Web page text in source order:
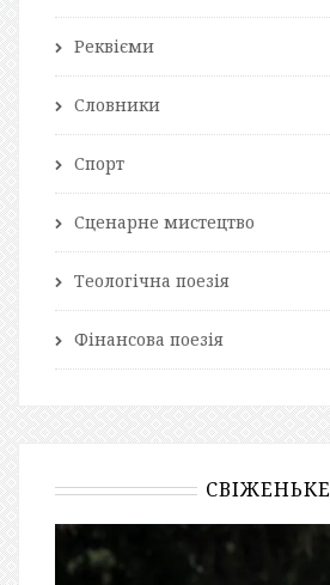
Реквієми
Словники
Спорт
Сценарне мистецтво
Теологічна поезія
Фінансова поезія
СВІЖЕНЬКЕ